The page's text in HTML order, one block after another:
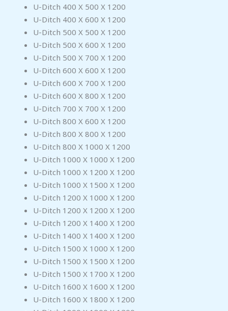
U-Ditch 400 X 500 X 1200
U-Ditch 400 X 600 X 1200
U-Ditch 500 X 500 X 1200
U-Ditch 500 X 600 X 1200
U-Ditch 500 X 700 X 1200
U-Ditch 600 X 600 X 1200
U-Ditch 600 X 700 X 1200
U-Ditch 600 X 800 X 1200
U-Ditch 700 X 700 X 1200
U-Ditch 800 X 600 X 1200
U-Ditch 800 X 800 X 1200
U-Ditch 800 X 1000 X 1200
U-Ditch 1000 X 1000 X 1200
U-Ditch 1000 X 1200 X 1200
U-Ditch 1000 X 1500 X 1200
U-Ditch 1200 X 1000 X 1200
U-Ditch 1200 X 1200 X 1200
U-Ditch 1200 X 1400 X 1200
U-Ditch 1400 X 1400 X 1200
U-Ditch 1500 X 1000 X 1200
U-Ditch 1500 X 1500 X 1200
U-Ditch 1500 X 1700 X 1200
U-Ditch 1600 X 1600 X 1200
U-Ditch 1600 X 1800 X 1200